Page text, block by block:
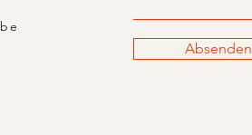
Absenden